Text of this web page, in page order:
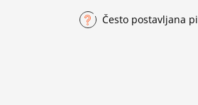
Često postavljana